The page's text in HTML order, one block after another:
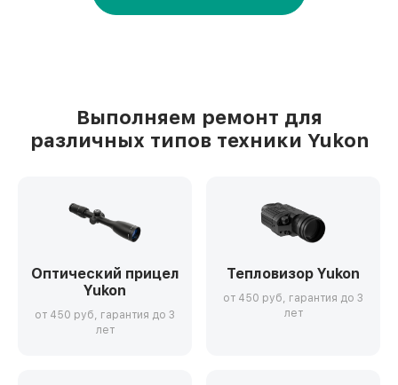
Выполняем ремонт для
различных типов техники Yukon
Оптический прицел
Yukon
от 450 руб, гарантия до 3
лет
Тепловизор Yukon
от 450 руб, гарантия до 3
лет